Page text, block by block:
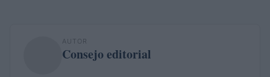
AUTOR
Consejo editorial